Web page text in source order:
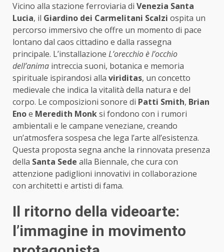
Vicino alla stazione ferroviaria di Venezia Santa
Lucia, il Giardino dei Carmelitani Scalzi ospita un
percorso immersivo che offre un momento di pace
lontano dal caos cittadino e dalla rassegna
principale. L’installazione L’orecchio è l’occhio
dell’anima intreccia suoni, botanica e memoria
spirituale ispirandosi alla viriditas, un concetto
medievale che indica la vitalità della natura e del
corpo. Le composizioni sonore di Patti Smith, Brian
Enoe Meredith Monksi fondono con i rumori
ambientali e le campane veneziane, creando
un’atmosfera sospesa che lega l’arte all’esistenza.
Questa proposta segna anche la rinnovata presenza
della Santa Sede alla Biennale, che cura con
attenzione padiglioni innovativi in collaborazione
con architetti e artisti di fama.
Il ritorno della videoarte:
l’immagine in movimento